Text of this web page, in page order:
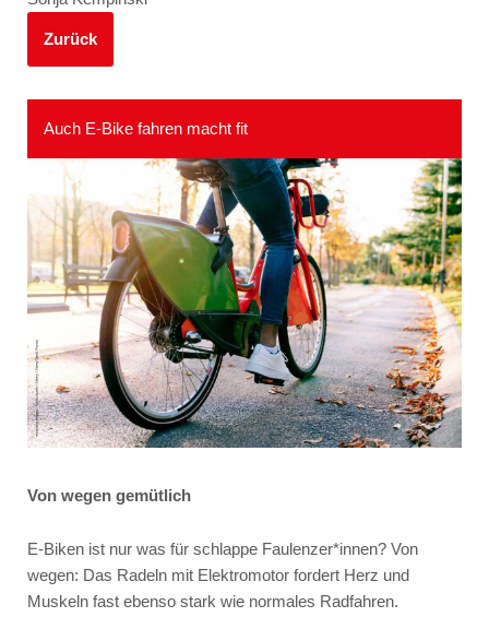
Zurück
Auch E-Bike fahren macht fit
Von wegen gemütlich
E-Biken ist nur was für schlappe Faulenzer*innen? Von
wegen: Das Radeln mit Elektromotor fordert Herz und
Muskeln fast ebenso stark wie normales Radfahren.